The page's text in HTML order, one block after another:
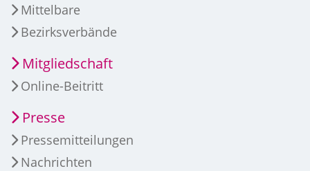
Mittelbare
Bezirksverbände
Mitgliedschaft
Online-Beitritt
Presse
Pressemitteilungen
Nachrichten